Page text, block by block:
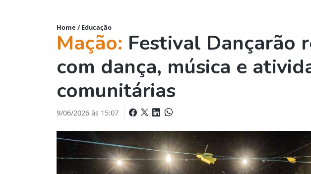
Home / Educação
Mação: Festival Dançarão
com dança, música e
comunitárias
9/06/2026 às 15:07